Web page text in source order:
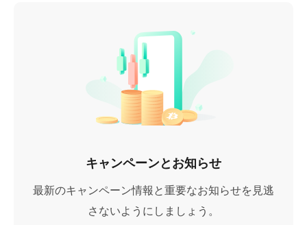
キャンペーンとお知らせ
最新のキャンペーン情報と重要なお知らせを見逃
さないようにしましょう。